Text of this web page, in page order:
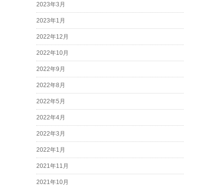
2023年3月
2023年1月
2022年12月
2022年10月
2022年9月
2022年8月
2022年5月
2022年4月
2022年3月
2022年1月
2021年11月
2021年10月